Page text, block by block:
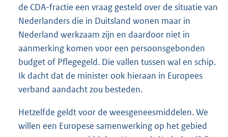
de CDA-fractie een vraag gesteld over de situatie van
Nederlanders die in Duitsland wonen maar in
Nederland werkzaam zijn en daardoor niet in
aanmerking komen voor een persoonsgebonden
budget of Pflegegeld. Die vallen tussen wal en schip.
Ik dacht dat de minister ook hieraan in Europees
verband aandacht zou besteden.
Hetzelfde geldt voor de weesgeneesmiddelen. We
willen een Europese samenwerking op het gebied